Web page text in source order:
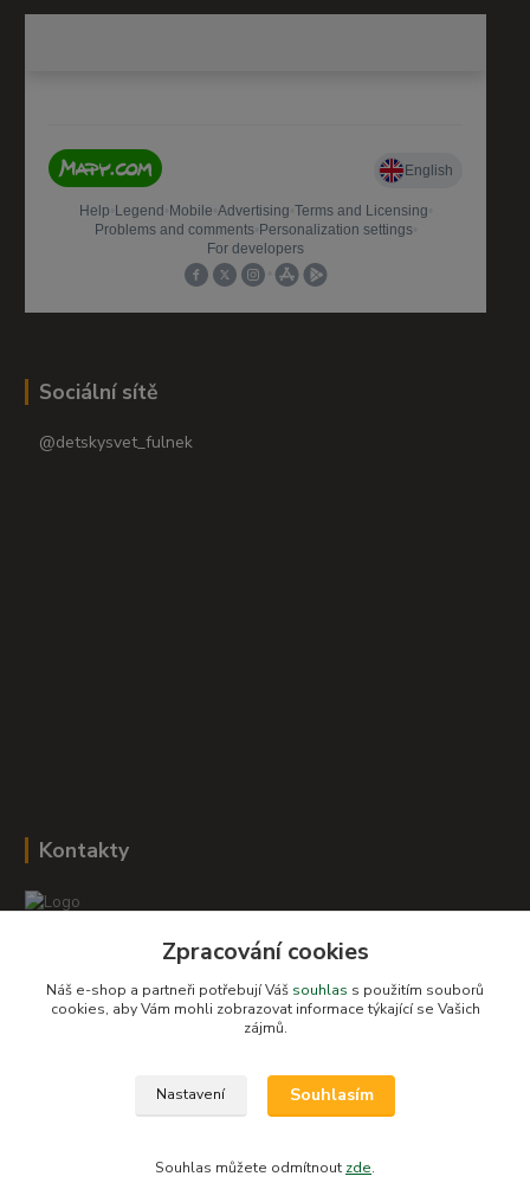
Sociální sítě
@detskysvet_fulnek
Kontakty
+420 604 278 943
obchod-detskysvet@seznam.cz
Zpracování cookies
Náš e-shop a partneři potřebují Váš souhlas s použitím souborů
cookies, aby Vám mohli zobrazovat informace týkající se Vašich
zájmů.
Nastavení Souhlasím
Souhlas můžete odmítnout zde.